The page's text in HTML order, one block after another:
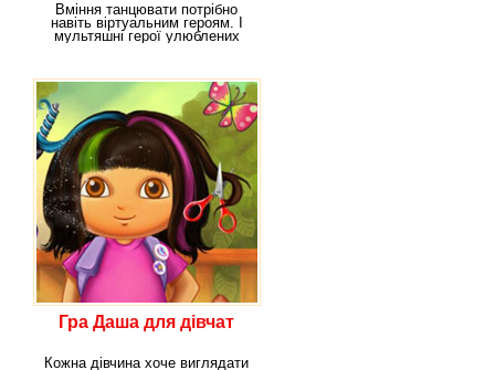
Вміння танцювати потрібно
навіть віртуальним героям. І
мультяшні герої улюблених
Гра Даша для дівчат
Кожна дівчина хоче виглядати